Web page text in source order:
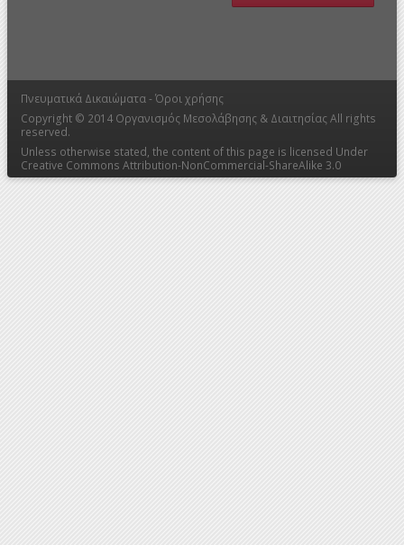
Πνευματικά Δικαιώματα - Όροι χρήσης
Copyright © 2014 Οργανισμός Μεσολάβησης & ΔιαιτησίαςAll rights
reserved.
Unless otherwise stated, the content of this page is licensed Under
Creative Commons Attribution-NonCommercial-ShareAlike 3.0